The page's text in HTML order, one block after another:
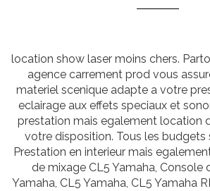
location show laser moins chers.
agence carrement prod vous
materiel scenique adapte a votre
eclairage aux effets speciaux et
prestation mais egalement location
votre disposition. Tous les budgets
Prestation en interieur mais
de mixage CL5 Yamaha, Console
Yamaha, CL5 Yamaha, CL5 Yamaha